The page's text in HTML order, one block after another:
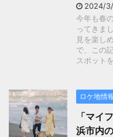
2024/
今年も春
ってきま
見を楽し
で、この
スポット
ロケ地情
「マイ
浜市内